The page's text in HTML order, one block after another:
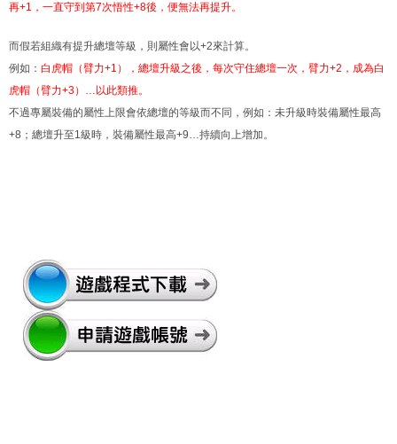
再+1，一直守到第7次悟性+8後，便無法再提升。
而假若組織有提升總壇等級，則屬性會以+2來計算。
例如： 白虎帽（臂力+1），總壇升級之後，每次守住總壇一次，臂力+2，成為白
虎帽（臂力+3）…以此類推。
不過專屬裝備的屬性上限會依總壇的等級而不同，例如：未升級時裝備屬性最高
+8；總壇升至1級時，裝備屬性最高+9…持續向上增加。